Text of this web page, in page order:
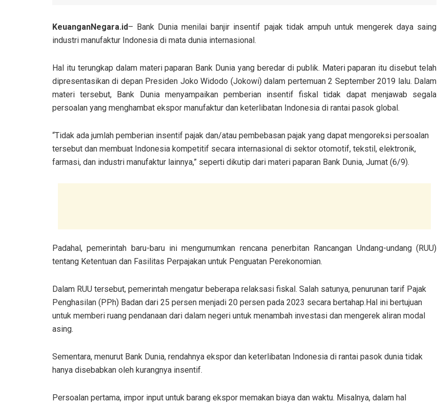
KeuanganNegara.id– Bank Dunia menilai banjir insentif pajak tidak ampuh untuk mengerek daya saing
industri manufaktur Indonesia di mata dunia internasional.
Hal itu terungkap dalam materi paparan Bank Dunia yang beredar di publik. Materi paparan itu disebut telah
dipresentasikan di depan Presiden Joko Widodo (Jokowi) dalam pertemuan 2 September 2019 lalu. Dalam
materi tersebut, Bank Dunia menyampaikan pemberian insentif fiskal tidak dapat menjawab segala
persoalan yang menghambat ekspor manufaktur dan keterlibatan Indonesia di rantai pasok global.
“Tidak ada jumlah pemberian insentif pajak dan/atau pembebasan pajak yang dapat mengoreksi persoalan
tersebut dan membuat Indonesia kompetitif secara internasional di sektor otomotif, tekstil, elektronik,
farmasi, dan industri manufaktur lainnya,” seperti dikutip dari materi paparan Bank Dunia, Jumat (6/9).
Padahal, pemerintah baru-baru ini mengumumkan rencana penerbitan Rancangan Undang-undang (RUU)
tentang Ketentuan dan Fasilitas Perpajakan untuk Penguatan Perekonomian.
Dalam RUU tersebut, pemerintah mengatur beberapa relaksasi fiskal. Salah satunya, penurunan tarif Pajak
Penghasilan (PPh) Badan dari 25 persen menjadi 20 persen pada 2023 secara bertahap.Hal ini bertujuan
untuk memberi ruang pendanaan dari dalam negeri untuk menambah investasi dan mengerek aliran modal
asing.
Sementara, menurut Bank Dunia, rendahnya ekspor dan keterlibatan Indonesia di rantai pasok dunia tidak
hanya disebabkan oleh kurangnya insentif.
Persoalan pertama, impor input untuk barang ekspor memakan biaya dan waktu. Misalnya, dalam hal